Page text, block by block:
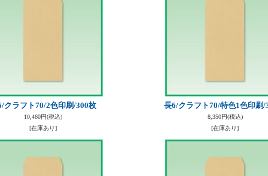
クラフト70/2色印刷/300枚
10,460円(税込)
[在庫あり]
長6/クラフト70/特色1色印刷/
8,350円(税込)
[在庫あり]